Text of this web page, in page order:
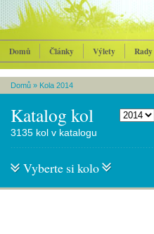
Domů Články Výlety Rady
Domů » Kola 2014
Katalog kol
3135 kol v katalogu
Vyberte si kolo